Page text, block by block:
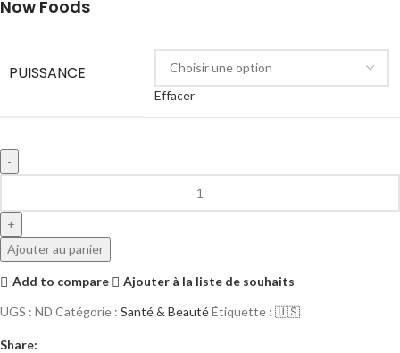
Now Foods
PUISSANCE
Effacer
Ajouter au panier
Add to compare
Ajouter à la liste de souhaits
UGS : ND Catégorie : Santé & BeautéÉtiquette : 🇺🇸
Share: